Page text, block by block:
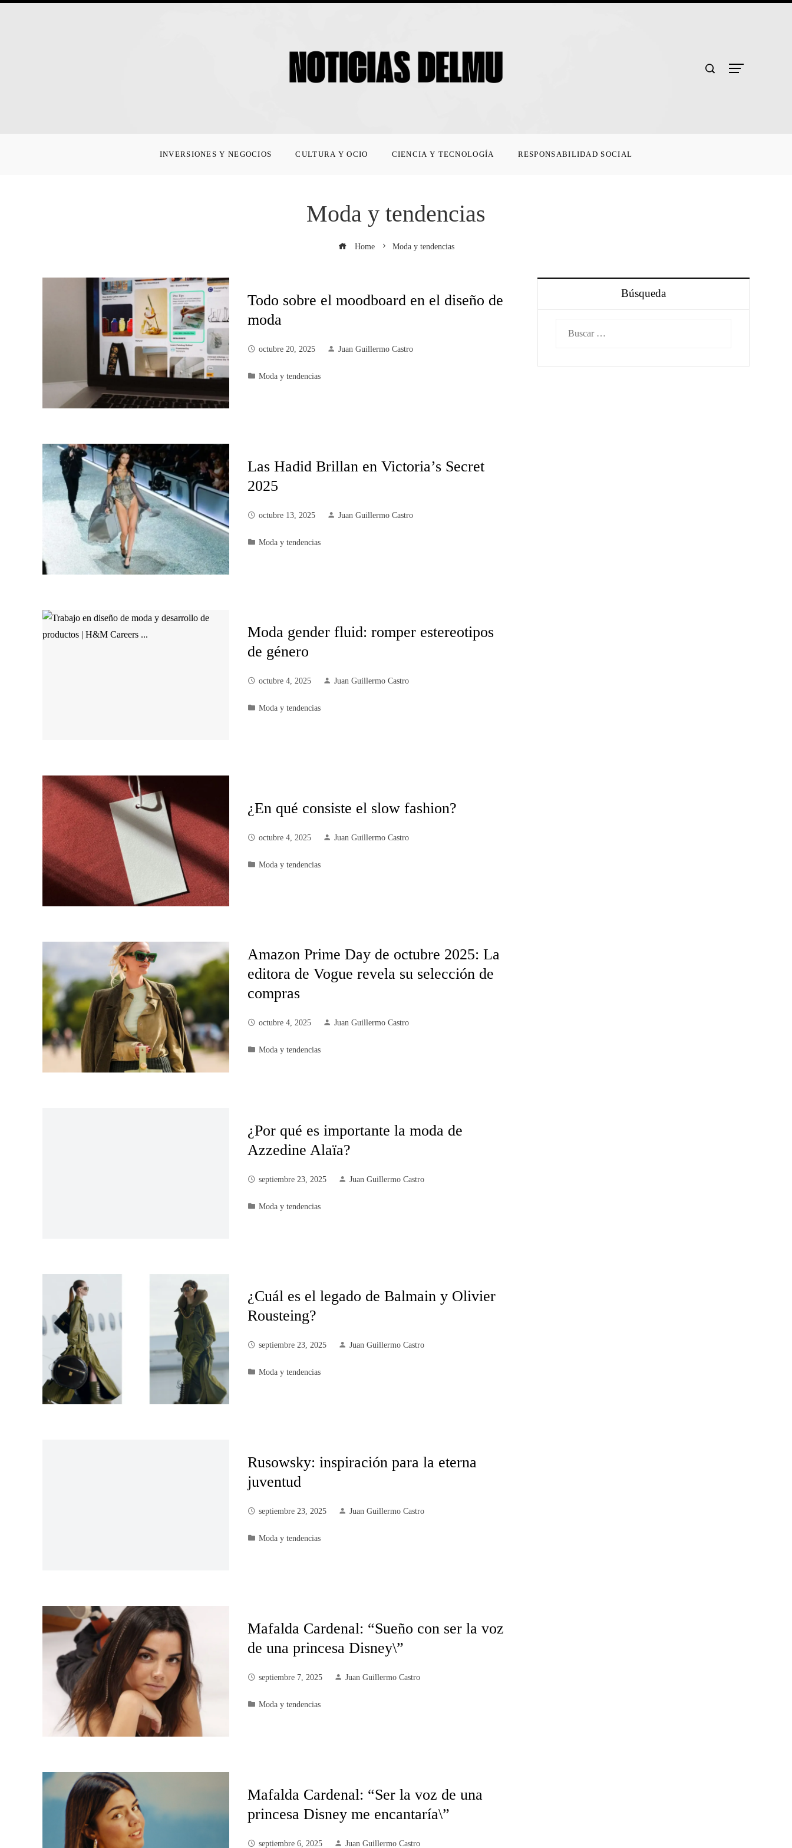
INVERSIONES Y NEGOCIOS CULTURA Y OCIO CIENCIA Y TECNOLOGÍA RESPONSABILIDAD SOCIAL
Moda y tendencias
Home Moda y tendencias
Todo sobre el moodboard en el diseño de
moda
octubre 20, 2025 Juan Guillermo Castro
Moda y tendencias
Las Hadid Brillan en Victoria’s Secret
2025
octubre 13, 2025 Juan Guillermo Castro
Moda y tendencias
Moda gender fluid: romper estereotipos
de género
octubre 4, 2025 Juan Guillermo Castro
Moda y tendencias
¿En qué consiste el slow fashion?
octubre 4, 2025 Juan Guillermo Castro
Moda y tendencias
Amazon Prime Day de octubre 2025: La
editora de Vogue revela su selección de
compras
octubre 4, 2025 Juan Guillermo Castro
Moda y tendencias
¿Por qué es importante la moda de
Azzedine Alaïa?
septiembre 23, 2025 Juan Guillermo Castro
Moda y tendencias
¿Cuál es el legado de Balmain y Olivier
Rousteing?
septiembre 23, 2025 Juan Guillermo Castro
Moda y tendencias
Rusowsky: inspiración para la eterna
juventud
septiembre 23, 2025 Juan Guillermo Castro
Moda y tendencias
Mafalda Cardenal: “Sueño con ser la voz
de una princesa Disney\”
septiembre 7, 2025 Juan Guillermo Castro
Moda y tendencias
Mafalda Cardenal: “Ser la voz de una
princesa Disney me encantaría\”
septiembre 6, 2025 Juan Guillermo Castro
Búsqueda